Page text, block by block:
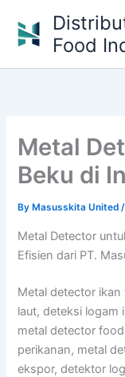
content
Food
Metal
Beku di
By Masusskita United
Metal Detector
Efisien dari PT.
Metal detector
laut, deteksi logam
metal detector
perikanan, metal
ekspor, detektor